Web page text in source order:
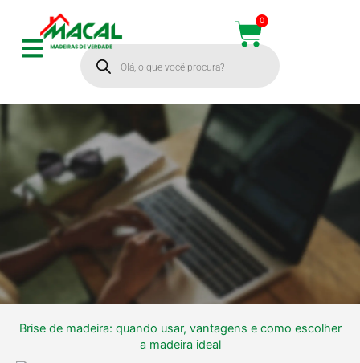
0
Cart
Pesquisar
produtos
Brise de madeira:
Brise de madeira: quando usar, vantagens e como escolher
a madeira ideal